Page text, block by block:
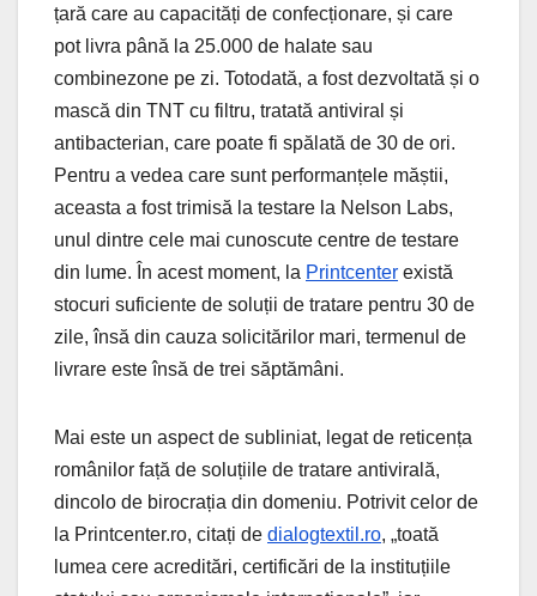
țară care au capacități de confecționare, și care
pot livra până la 25.000 de halate sau
combinezone pe zi. Totodată, a fost dezvoltată și o
mască din TNT cu filtru, tratată antiviral și
antibacterian, care poate fi spălată de 30 de ori.
Pentru a vedea care sunt performanțele măștii,
aceasta a fost trimisă la testare la Nelson Labs,
unul dintre cele mai cunoscute centre de testare
din lume. În acest moment, la Printcenter există
stocuri suficiente de soluții de tratare pentru 30 de
zile, însă din cauza solicitărilor mari, termenul de
livrare este însă de trei săptămâni.
Mai este un aspect de subliniat, legat de reticența
românilor față de soluțiile de tratare antivirală,
dincolo de birocrația din domeniu. Potrivit celor de
la Printcenter.ro, citați de dialogtextil.ro, „toată
lumea cere acreditări, certificări de la instituțiile